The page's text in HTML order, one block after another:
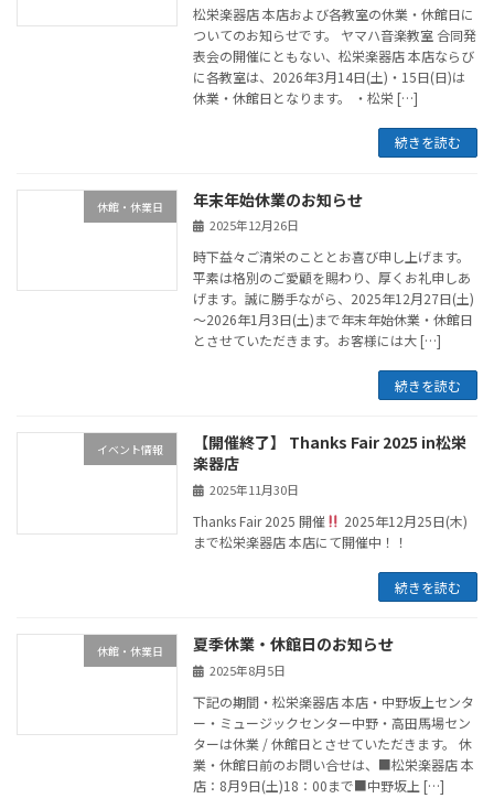
松栄楽器店 本店および各教室の休業・休館日に
ついてのお知らせです。 ヤマハ音楽教室 合同発
表会の開催にともない、松栄楽器店 本店ならび
に各教室は、2026年3月14日(土)・15日(日)は
休業・休館日となります。 ・松栄 […]
続きを読む
休館・休業日 年末年始休業のお知らせ
2025年12月26日
時下益々ご清栄のこととお喜び申し上げます。
平素は格別のご愛顧を賜わり、厚くお礼申しあ
げます。誠に勝手ながら、2025年12月27日(土)
～2026年1月3日(土)まで年末年始休業・休館日
とさせていただきます。お客様には大 […]
続きを読む
イベント情報
【開催終了】 Thanks Fair 2025 in松栄
楽器店
2025年11月30日
Thanks Fair 2025 開催
2025年12月25日(木)
まで松栄楽器店 本店にて開催中！！
続きを読む
休館・休業日 夏季休業・休館日のお知らせ
2025年8月5日
下記の期間・松栄楽器店 本店・中野坂上センタ
ー・ミュージックセンター中野・高田馬場セン
ターは休業 / 休館日とさせていただきます。 休
業・休館日前のお問い合せは、■松栄楽器店 本
店：8月9日(土)18：00まで■中野坂上 […]